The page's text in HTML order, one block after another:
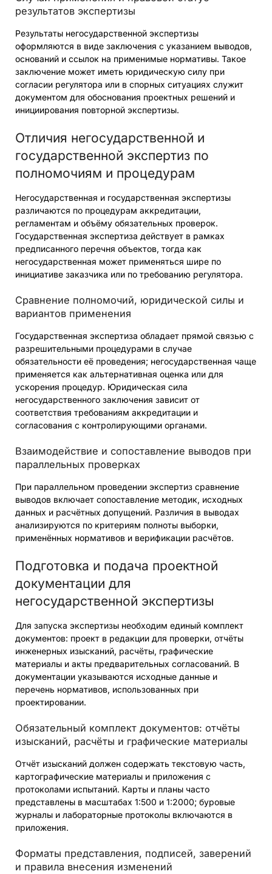
результатов экспертизы
Результаты негосударственной экспертизы
оформляются в виде заключения с указанием выводов,
оснований и ссылок на применимые нормативы. Такое
заключение может иметь юридическую силу при
согласии регулятора или в спорных ситуациях служит
документом для обоснования проектных решений и
инициирования повторной экспертизы.
Отличия негосударственной и
государственной экспертиз по
полномочиям и процедурам
Негосударственная и государственная экспертизы
различаются по процедурам аккредитации,
регламентам и объёму обязательных проверок.
Государственная экспертиза действует в рамках
предписанного перечня объектов, тогда как
негосударственная может применяться шире по
инициативе заказчика или по требованию регулятора.
Сравнение полномочий, юридической силы и
вариантов применения
Государственная экспертиза обладает прямой связью с
разрешительными процедурами в случае
обязательности её проведения; негосударственная чаще
применяется как альтернативная оценка или для
ускорения процедур. Юридическая сила
негосударственного заключения зависит от
соответствия требованиям аккредитации и
согласования с контролирующими органами.
Взаимодействие и сопоставление выводов при
параллельных проверках
При параллельном проведении экспертиз сравнение
выводов включает сопоставление методик, исходных
данных и расчётных допущений. Различия в выводах
анализируются по критериям полноты выборки,
применённых нормативов и верификации расчётов.
Подготовка и подача проектной
документации для
негосударственной экспертизы
Для запуска экспертизы необходим единый комплект
документов: проект в редакции для проверки, отчёты
инженерных изысканий, расчёты, графические
материалы и акты предварительных согласований. В
документации указываются исходные данные и
перечень нормативов, использованных при
проектировании.
Обязательный комплект документов: отчёты
изысканий, расчёты и графические материалы
Отчёт изысканий должен содержать текстовую часть,
картографические материалы и приложения с
протоколами испытаний. Карты и планы часто
представлены в масштабах 1:500 и 1:2000; буровые
журналы и лабораторные протоколы включаются в
приложения.
Форматы представления, подписей, заверений
и правила внесения изменений